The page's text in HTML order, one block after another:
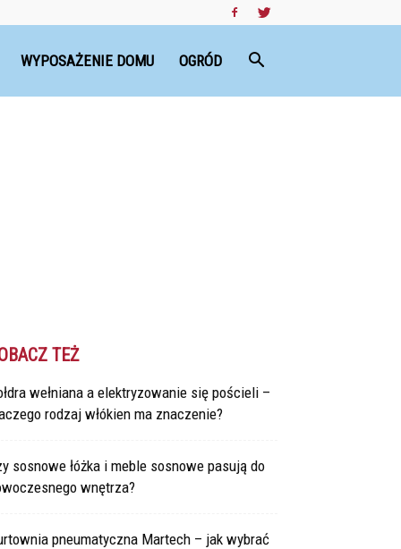
WYPOSAŻENIE DOMU OGRÓD
TEŻ
wełniana a elektryzowanie się pościeli –
rodzaj włókien ma znaczenie?
sosnowe łóżka i meble sosnowe pasują do
wnętrza?
pneumatyczna Martech – jak wybrać